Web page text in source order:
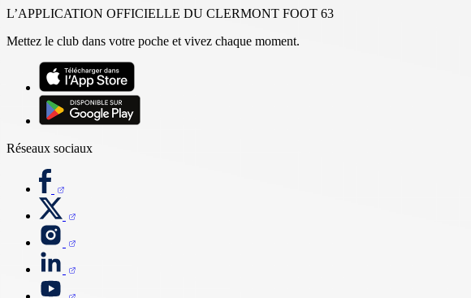
L’APPLICATION OFFICIELLE DU CLERMONT FOOT 63
Mettez le club dans votre poche et vivez chaque moment.
Réseaux sociaux